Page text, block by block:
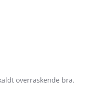
overraskende bra.